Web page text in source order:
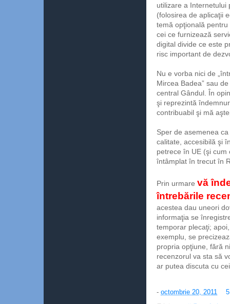
utilizare a Internetului
(folosirea de aplicaţii
temă opţională
cei ce furnizează
digital divide ce este
risc important de
Nu e vorba nici de
Mircea Badea” sau
central Gândul. În
şi reprezintă
contribuabil şi mă
Sper de asemenea
calitate, accesibilă şi
petrece în UE (şi
întâmplat în trecut în
Prin urmare vă
întrebările
acestea dau uneori
informaţia se
temporar plecaţi;
exemplu, se
propria opţiune, fără
recenzorul va sta să
ar putea discuta cu
- octombrie 20, 2011